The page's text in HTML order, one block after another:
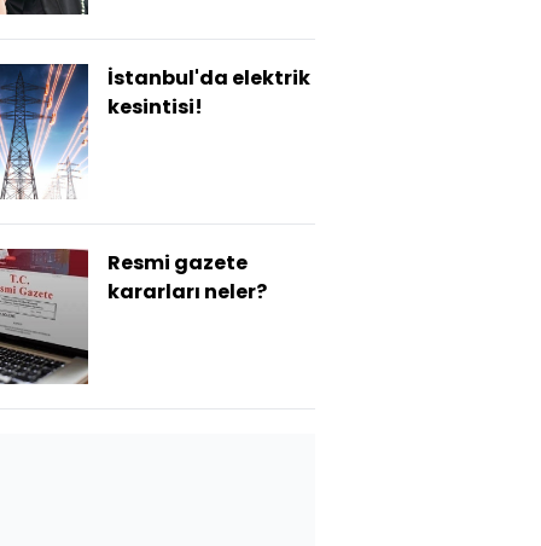
İstanbul'da elektrik
kesintisi!
Resmi gazete
kararları neler?